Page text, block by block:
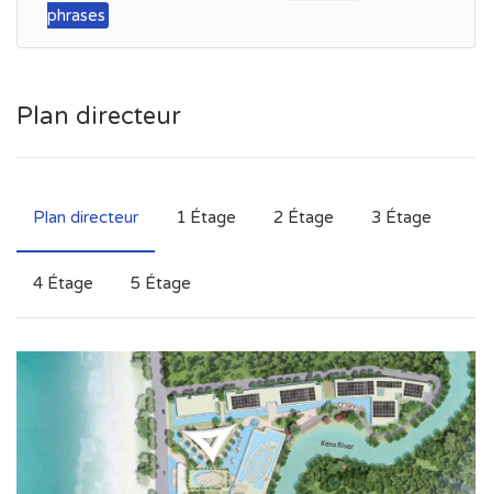
phrases
Plan directeur
Plan directeur 1 Étage 2 Étage 3 Étage
4 Étage 5 Étage